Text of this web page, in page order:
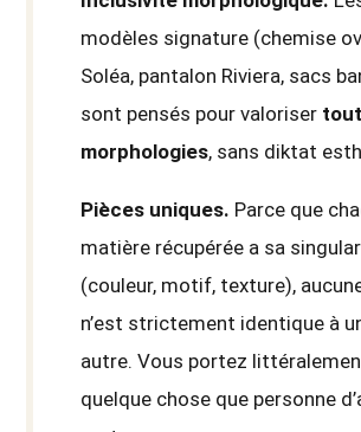
modèles signature (chemise
Soléa, pantalon Riviera, sacs
sont pensés pour valoriser
morphologies, sans diktat
Pièces uniques. Parce que
matière récupérée a sa
(couleur, motif, texture),
n’est strictement identique à
autre. Vous portez
quelque chose que personne